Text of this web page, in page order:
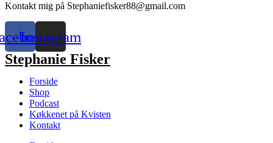
Kontakt mig på Stephaniefisker88@gmail.com
Instagram
Stephanie Fisker
Forside
Shop
Podcast
Køkkenet på Kvisten
Kontakt